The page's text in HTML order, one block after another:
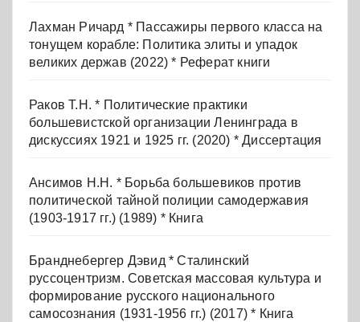
Лахман Ричард * Пассажиры первого класса на
тонущем корабле: Политика элиты и упадок
великих держав (2022) * Реферат книги
Раков Т.Н. * Политические практики
большевистской организации Ленинграда в
дискуссиях 1921 и 1925 гг. (2020) * Диссертация
Ансимов Н.Н. * Борьба большевиков против
политической тайной полиции самодержавия
(1903-1917 гг.) (1989) * Книга
Бранднебергер Дэвид * Сталинский
руссоцентризм. Советская массовая культура и
формирование русского национального
самосознания (1931-1956 гг.) (2017) * Книга